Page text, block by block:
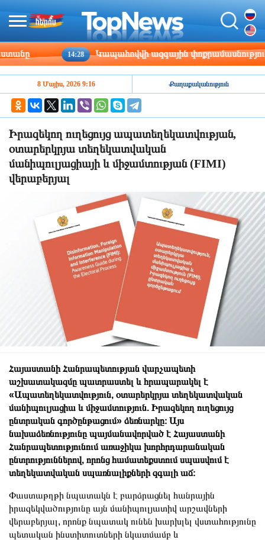
14:28 Կապահովվի ազգային
8 Մայիս, 2026 9:16 Քաղաքականություն
Իրազեկող ուղեցույց ապատեղեկատվության,
օտարերկրյա տեղեկատվական
մանիպուլյացիայի և միջամտության (FIMI)
վերաբերյալ
Հայաստանի Հանրապետության վարչապետի
աշխատակազմը պատրաստել և հրապարակել է
«Ապատեղեկատվություն, օտարերկրյա տեղեկատվական
մանիպուլյացիա և միջամտություն. Իրազեկող ուղեցույց
ընտրական գործընթացում» ձեռնարկը։ Այս
նախաձեռնությունը պայմանավորված է Հայաստանի
Հանրապետությունում առաջիկա խորհրդարանական
ընտրություններով, որոնց համատեքստում սպասվում է
տեղեկատվական սպառնալիքների զգալի աճ։
Փաստաթղթի նպատակն է բարձրացնել հանրային
իրազեկվածությունը այն մանիպուլյատիվ արշավների
վերաբերյալ, որոնք նպատակ ունեն խարխլել վստահությունը
պետական ինստիտուտների նկատմամբ և